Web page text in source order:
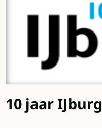
10 jaar IJburg